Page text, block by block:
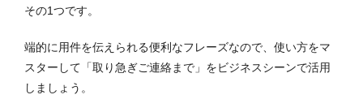
その1つです。
端的に用件を伝えられる便利なフレーズなので、使い方をマ
スターして「取り急ぎご連絡まで」をビジネスシーンで活用
しましょう。